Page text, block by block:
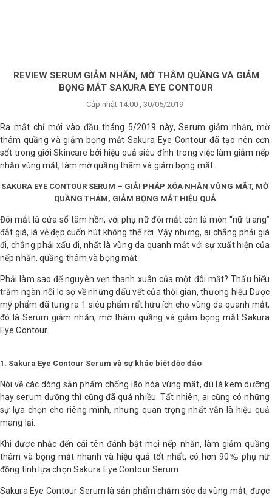
REVIEW SERUM GIẢM NHĂN, MỜ THÂM QUẦNG VÀ GIẢM
BỌNG MẮT SAKURA EYE CONTOUR
Cập nhật 14:00 , 30/05/2019
Ra mắt chỉ mới vào đầu tháng 5/2019 này, Serum giảm nhăn, mờ
thâm quầng và giảm bọng mắt Sakura Eye Contour đã tạo nên cơn
sốt trong giới Skincare bởi hiệu quả siêu đỉnh trong việc làm giảm nếp
nhăn vùng mắt, làm mờ quầng thâm và giảm bọng mắt.
SAKURA EYE CONTOUR SERUM – GIẢI PHÁP XÓA NHĂN VÙNG MẮT, MỜ
QUẦNG THÂM, GIẢM BỌNG MẮT HIỆU QUẢ
Đôi mắt là cửa sổ tâm hồn, với phụ nữ đôi mắt còn là món “nữ trang”
đắt giá, là vẻ đẹp cuốn hút không thể rời. Vậy nhưng, ai chẳng phải già
đi, chẳng phải xấu đi, nhất là vùng da quanh mắt với sự xuất hiện của
nếp nhăn, quầng thâm và bọng mắt.
Phải làm sao để nguyên vẹn thanh xuân của một đôi mắt? Thấu hiểu
trăm ngàn nỗi lo sợ về những dấu vết của thời gian, thương hiệu Dược
mỹ phẩm đã tung ra 1 siêu phẩm rất hữu ích cho vùng da quanh mắt,
đó là Serum giảm nhăn, mờ thâm quầng và giảm bọng mắt Sakura
Eye Contour.
1. Sakura Eye Contour Serum và sự khác biệt độc đáo
Nói về các dòng sản phẩm chống lão hóa vùng mắt, dù là kem dưỡng
hay serum dưỡng thì cũng đã quá nhiều. Tất nhiên, ai cũng có những
sự lựa chọn cho riêng mình, nhưng quan trọng nhất vẫn là hiệu quả
mang lại.
Khi được nhắc đến cái tên đánh bật mọi nếp nhăn, làm giảm quầng
thâm và bọng mắt nhanh và hiệu quả tốt nhất, có hơn 90‰ phụ nữ
đồng tình lựa chọn Sakura Eye Contour Serum.
Sakura Eye Contour Serum là sản phẩm chăm sóc da vùng mắt, được